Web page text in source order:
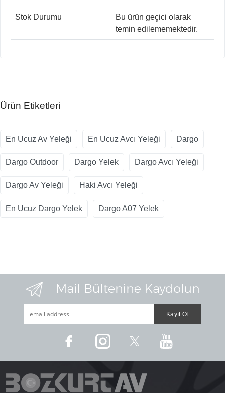
Stok Durumu
Bu ürün geçici olarak
temin edilememektedir.
Ürün Etiketleri
En Ucuz Av Yeleği En Ucuz Avcı Yeleği Dargo
Dargo Outdoor Dargo Yelek Dargo Avcı Yeleği
Dargo Av Yeleği Haki Avcı Yeleği
En Ucuz Dargo Yelek Dargo A07 Yelek